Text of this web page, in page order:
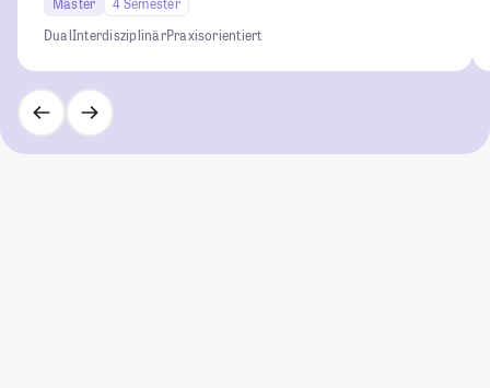
Master
4 Semester
DualInterdisziplinärPraxisorientiert